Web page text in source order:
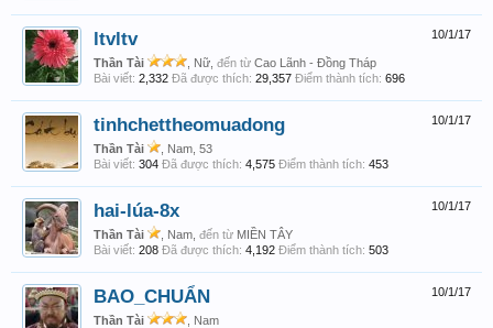
10/1/17
ltvltv
Thần Tài , Nữ, đến từ Cao Lãnh - Đồng Tháp
Bài viết: 2,332 Đã được thích: 29,357 Điểm thành tích: 696
10/1/17
tinhchettheomuadong
Thần Tài
, Nam, 53
Bài viết: 304 Đã được thích: 4,575 Điểm thành tích: 453
10/1/17
hai-lúa-8x
Thần Tài , Nam, đến từ MIỀN TÂY
Bài viết: 208 Đã được thích: 4,192 Điểm thành tích: 503
10/1/17
BAO_CHUẨN
Thần Tài
, Nam